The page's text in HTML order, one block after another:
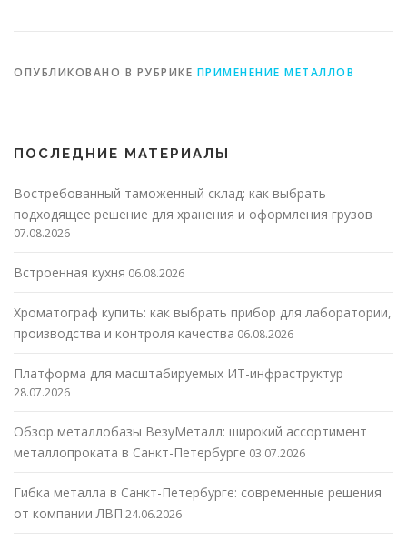
ОПУБЛИКОВАНО В РУБРИКЕ ПРИМЕНЕНИЕ МЕТАЛЛОВ
ПОСЛЕДНИЕ МАТЕРИАЛЫ
Востребованный таможенный склад: как выбрать
подходящее решение для хранения и оформления грузов
07.08.2026
Встроенная кухня 06.08.2026
Хроматограф купить: как выбрать прибор для лаборатории,
производства и контроля качества 06.08.2026
Платформа для масштабируемых ИТ-инфраструктур
28.07.2026
Обзор металлобазы ВезуМеталл: широкий ассортимент
металлопроката в Санкт-Петербурге 03.07.2026
Гибка металла в Санкт-Петербурге: современные решения
от компании ЛВП 24.06.2026